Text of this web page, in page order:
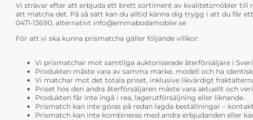
Vi strävar efter att erbjuda ett brett sortiment av kvalitetsmöbler till
att matcha det. På så sätt kan du alltid känna dig trygg i att du får
0471-13690, alternativt info@emmabodamobler.se
För att vi ska kunna prismatcha gäller följande villkor:
Vi prismatchar mot samtliga auktoriserade återförsäljare i
Produkten måste vara av samma märke, modell och ha
Vi matchar mot det totala priset, inklusive likvärdigt
Priset hos den andra återförsäljaren måste vara aktuellt och
Produkten får inte ingå i rea, lagerutförsäljning eller liknande.
Prismatch kan inte göras på redan lagda beställningar –
Prismatch kan inte kombineras med andra erbjudanden eller